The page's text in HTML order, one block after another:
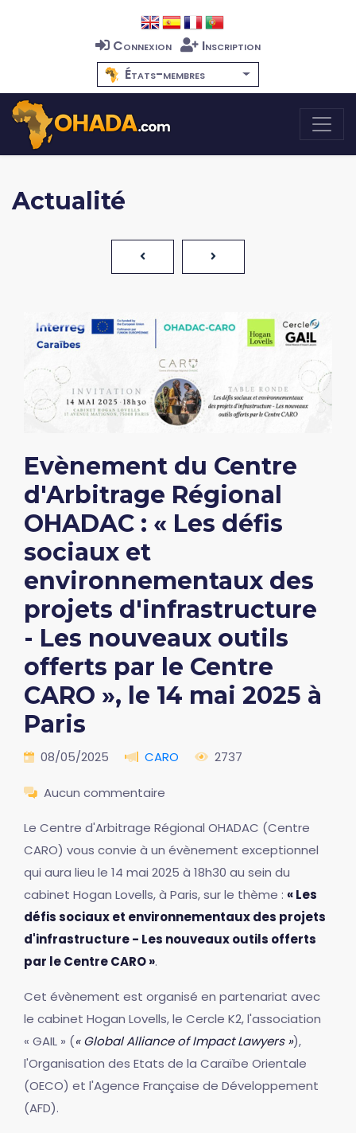
Connexion
Inscription
États-membres
Actualité
Evènement du Centre
d'Arbitrage Régional
OHADAC : « Les défis
sociaux et
environnementaux des
projets d'infrastructure
- Les nouveaux outils
offerts par le Centre
CARO », le 14 mai 2025 à
Paris
08/05/2025 CARO 2737
Aucun commentaire
Le Centre d'Arbitrage Régional OHADAC (Centre
CARO) vous convie à un évènement exceptionnel
qui aura lieu le 14 mai 2025 à 18h30 au sein du
cabinet Hogan Lovells, à Paris, sur le thème : « Les
défis sociaux et environnementaux des projets
d'infrastructure - Les nouveaux outils offerts
par le Centre CARO ».
Cet évènement est organisé en partenariat avec
le cabinet Hogan Lovells, le Cercle K2, l'association
« GAIL » (« Global Alliance of Impact Lawyers »),
l'Organisation des Etats de la Caraïbe Orientale
(OECO) et l'Agence Française de Développement
(AFD).